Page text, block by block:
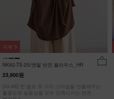
NK62-TS-25/엔릴 반전 블라우스_HR
23,900원
[55-88] 한 벌로 두 가지 스타일을 연출해주는
활용도와 실용성을 모두 만족시키는 반전
리뷰 3